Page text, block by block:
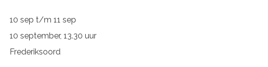
10 sep t/m 11 sep
10 september, 13.30 uur
Frederiksoord